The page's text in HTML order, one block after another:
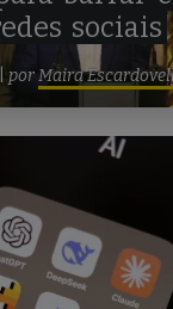
sociais
porMaira